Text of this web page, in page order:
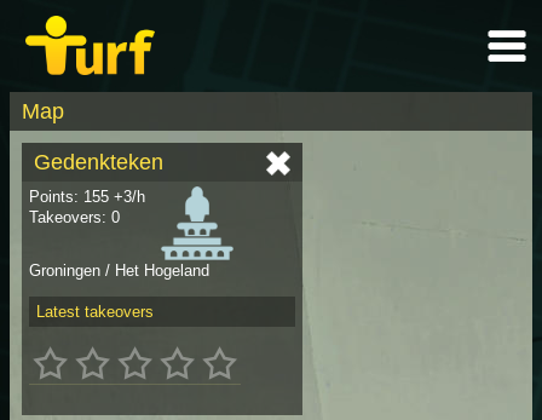
Map
Gedenkteken
Points: 155 +3/h
Takeovers: 0
Groningen / Het Hogeland
Latest takeovers